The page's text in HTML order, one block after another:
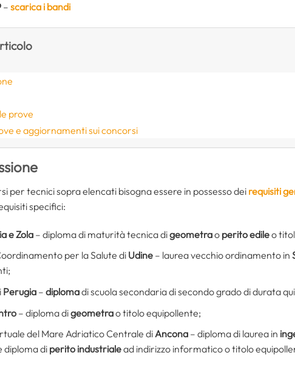
– scarica i bandi
prove
e aggiornamenti sui concorsi
per tecnici sopra elencati bisogna essere in possesso dei requisiti
specifici:
e Zola – diploma di maturità tecnica digeometraoperito edileo
per la Salute di Udine – laurea vecchio ordinamento in
Perugia – diplomadi scuola secondaria di secondo grado di durata
– diploma digeometrao titolo equipollente;
del Mare Adriatico Centrale diAncona – diploma di laurea in
diploma di perito industrialead indirizzo informatico o titolo